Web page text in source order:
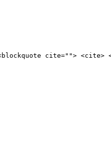
cite=""> <cite>